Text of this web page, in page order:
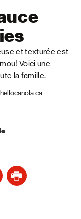
et texturée est
Voici une
la famille.